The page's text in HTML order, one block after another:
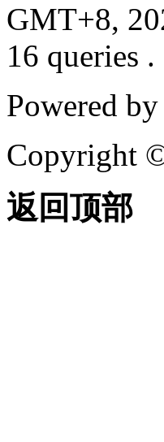
GMT+8,
16 queries .
Powered by
Copyright
返回顶部